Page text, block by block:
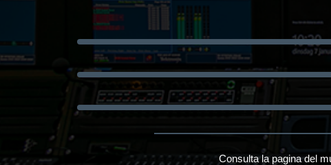
Consulta la pagina del